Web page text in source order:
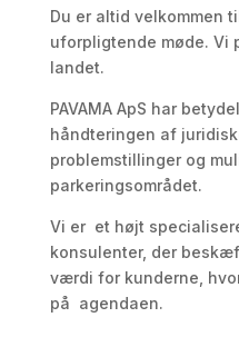
Du er altid velkommen
uforpligtende møde. Vi
landet.
PAVAMA ApS har
håndteringen af
problemstillinger og
parkeringsområdet.
Vi er et højt
konsulenter, der
værdi for kunderne,
på agendaen.